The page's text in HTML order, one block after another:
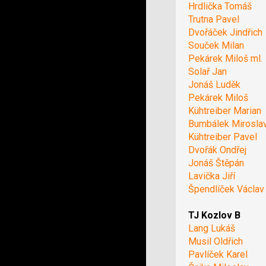
Hrdlička Tomáš
Trutna Pavel
Dvořáček Jindřich
Souček Milan
Pekárek Miloš ml.
Solař Jan
Jonáš Luděk
Pekárek Miloš
Kühtreiber Marian
Bumbálek
Kühtreiber Pavel
Dvořák Ondřej
Jonáš Štěpán
Lavička Jiří
Špendlíček Václav
TJ Kozlov B
Lang Lukáš
Musil Oldřich
Pavlíček Karel